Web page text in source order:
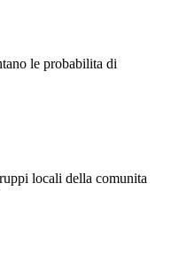
le probabilita di
locali della comunita